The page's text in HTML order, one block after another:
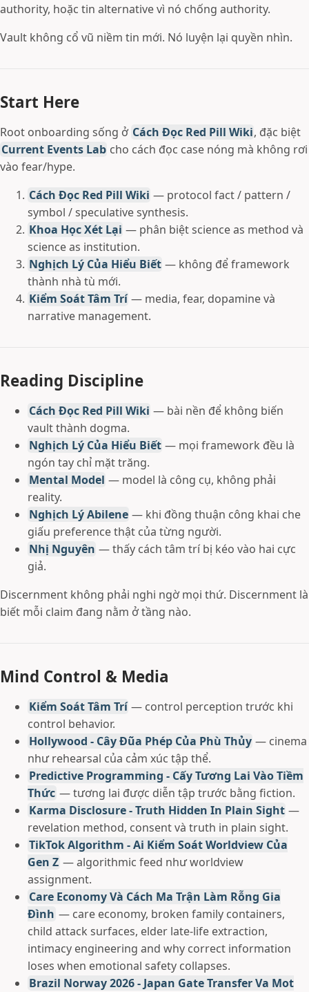
authority, hoặc tin alternative vì nó chống authority.
Vault không cổ vũ niềm tin mới. Nó luyện lại quyền nhìn.
Start Here
Root onboarding sống ở Cách Đọc Red Pill Wiki, đặc biệt
Current Events Lab cho cách đọc case nóng mà không rơi
vào fear/hype.
Cách Đọc Red Pill Wiki — protocol fact / pattern /
symbol / speculative synthesis.
Khoa Học Xét Lại — phân biệt science as method và
science as institution.
Nghịch Lý Của Hiểu Biết — không để framework
thành nhà tù mới.
Kiểm Soát Tâm Trí — media, fear, dopamine và
narrative management.
Reading Discipline
Cách Đọc Red Pill Wiki — bài nền để không biến
vault thành dogma.
Nghịch Lý Của Hiểu Biết — mọi framework đều là
ngón tay chỉ mặt trăng.
Mental Model — model là công cụ, không phải
reality.
Nghịch Lý Abilene — khi đồng thuận công khai che
giấu preference thật của từng người.
Nhị Nguyên — thấy cách tâm trí bị kéo vào hai cực
giả.
Discernment không phải nghi ngờ mọi thứ. Discernment là
biết mỗi claim đang nằm ở tầng nào.
Mind Control & Media
Kiểm Soát Tâm Trí — control perception trước khi
control behavior.
Hollywood - Cây Đũa Phép Của Phù Thủy — cinema
như rehearsal của cảm xúc tập thể.
Predictive Programming - Cấy Tương Lai Vào Tiềm
Thức — tương lai được diễn tập trước bằng fiction.
Karma Disclosure - Truth Hidden In Plain Sight —
revelation method, consent và truth in plain sight.
TikTok Algorithm - Ai Kiểm Soát Worldview Của
Gen Z — algorithmic feed như worldview
assignment.
Care Economy Và Cách Ma Trận Làm Rỗng Gia
Đình — care economy, broken family containers,
child attack surfaces, elder late-life extraction,
intimacy engineering and why correct information
loses when emotional safety collapses.
Brazil Norway 2026 - Japan Gate Transfer Va Mot